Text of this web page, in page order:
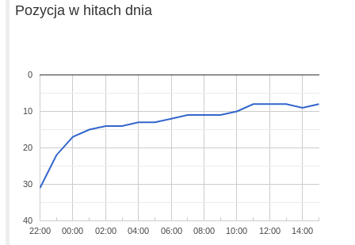
Pozycja w hitach dnia
22:00 00:00 02:00 04:00 06:00 08:00 10:00 12:00 14:00
0
10
20
30
40